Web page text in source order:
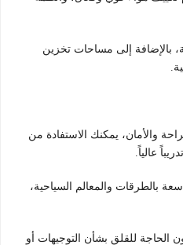
بالإضافة إلى مساحات تخزين
والأمان، يمكنك الاستفادة من
عالياً.
بالطرقات والمعالم السياحية،
الحاجة للقلق بشأن التوجيهات أو